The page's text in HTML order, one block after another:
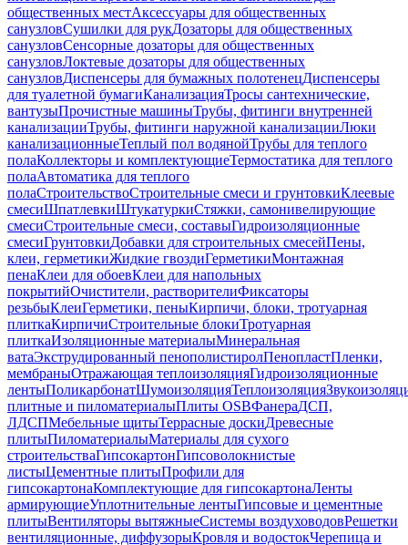
общественных местАксессуары для общественных
санузловСушилки для рукДозаторы для общественных
санузловСенсорные дозаторы для общественных
санузловЛоктевые дозаторы для общественных
санузловДиспенсеры для бумажных полотенецДиспенсеры
для туалетной бумагиКанализацияТросы сантехнические,
вантузыПрочистные машиныТрубы, фитинги внутренней
канализацииТрубы, фитинги наружной канализацииЛюки
канализационныеТеплый пол водянойТрубы для теплого
полаКоллекторы и комплектующиеТермостатика для теплого
полаАвтоматика для теплого
полаСтроительствоСтроительные смеси и грунтовкиКлеевые
смесиШпатлевкиШтукатуркиСтяжки, самонивелирующие
смесиСтроительные смеси, составыГидроизоляционные
смесиГрунтовкиДобавки для строительных смесейПены,
клеи, герметикиЖидкие гвоздиГерметикиМонтажная
пенаКлеи для обоевКлеи для напольных
покрытийОчистители, растворителиФиксаторы
резьбыКлеиГерметики, пеныКирпичи, блоки, тротуарная
плиткаКирпичиСтроительные блокиТротуарная
плиткаИзоляционные материалыМинеральная
ватаЭкструдированный пенополистиролПенопластПленки,
мембраныОтражающая теплоизоляцияГидроизоляционные
лентыПоликарбонатШумоизоляцияТеплоизоляция
плитные и пиломатериалыПлиты OSBФанераДСП,
ЛДСПМебельные щитыТеррасные доскиДревесные
плитыПиломатериалыМатериалы для сухого
строительстваГипсокартонГипсоволокнистые
листыЦементные плитыПрофили для
гипсокартонаКомплектующие для гипсокартонаЛенты
армирующиеУплотнительные лентыГипсовые и цементные
плитыВентиляторы вытяжныеСистемы воздуховодовРешетки
вентиляционные, диффузорыКровля и водостокЧерепица и